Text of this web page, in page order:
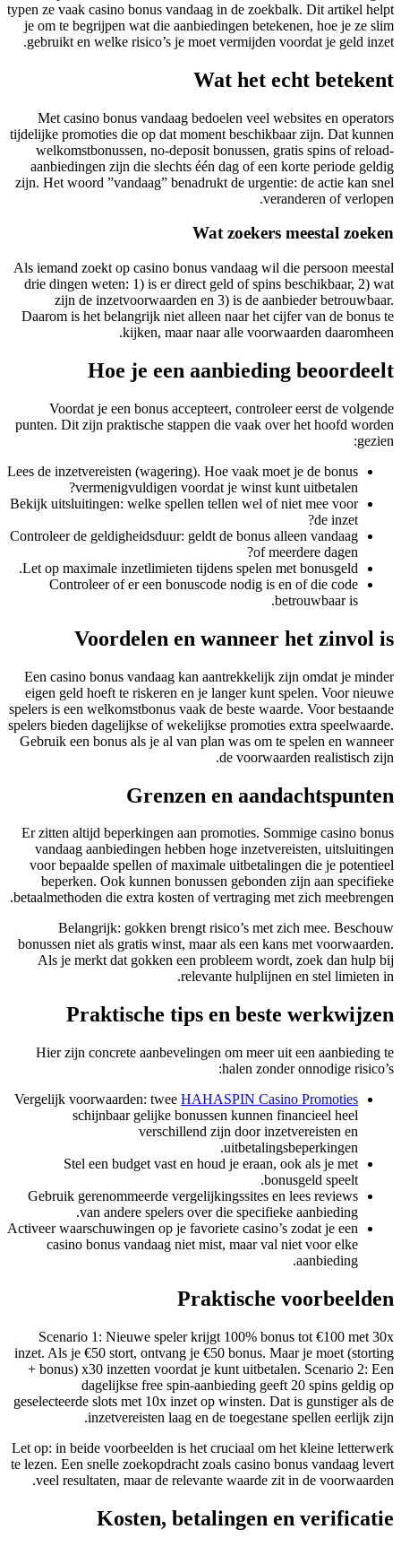
typen ze vaak casino bonus vandaag in de zoekbalk. Dit artikel helpt
je om te begrijpen wat die aanbiedingen betekenen, hoe je ze slim
gebruikt en welke risico’s je moet vermijden voordat je geld inzet.
Wat het echt betekent
Met casino bonus vandaag bedoelen veel websites en operators
tijdelijke promoties die op dat moment beschikbaar zijn. Dat kunnen
welkomstbonussen, no-deposit bonussen, gratis spins of reload-
aanbiedingen zijn die slechts één dag of een korte periode geldig
zijn. Het woord ​”vandaag” benadrukt de urgentie: de actie kan snel
veranderen of verlopen.
Wat zoekers meestal zoeken
Als iemand zoekt op casino bonus vandaag wil die persoon meestal
drie dingen weten: 1) is er direct geld of spins beschikbaar, 2) wat
zijn de inzetvoorwaarden en 3) is de aanbieder betrouwbaar.
Daarom is het belangrijk niet alleen naar het cijfer van de bonus te
kijken, maar naar alle voorwaarden daaromheen.
Hoe je een aanbieding beoordeelt
Voordat je een bonus accepteert, controleer eerst de volgende
punten. Dit zijn praktische stappen die vaak over het hoofd worden
gezien:
Lees de inzetvereisten (wagering). Hoe vaak moet je de bonus
vermenigvuldigen voordat je winst kunt uitbetalen?
Bekijk uitsluitingen: welke spellen tellen wel of niet mee voor
de inzet?
Controleer de geldigheidsduur: geldt de bonus alleen vandaag
of meerdere dagen?
Let op maximale inzetlimieten tijdens spelen met bonusgeld.
Controleer of er een bonuscode nodig is en of die code
betrouwbaar is.
Voordelen en wanneer het zinvol is
Een casino bonus vandaag kan aantrekkelijk zijn omdat je minder
eigen geld hoeft te riskeren en je langer kunt spelen. Voor nieuwe
spelers is een welkomstbonus vaak de beste waarde. Voor bestaande
spelers bieden dagelijkse of wekelijkse promoties extra speelwaarde.
Gebruik een bonus als je al van plan was om te spelen en wanneer
de voorwaarden realistisch zijn.
Grenzen en aandachtspunten
Er zitten altijd beperkingen aan promoties. Sommige casino bonus
vandaag aanbiedingen hebben hoge inzetvereisten, uitsluitingen
voor bepaalde spellen of maximale uitbetalingen die je potentieel
beperken. Ook kunnen bonussen gebonden zijn aan specifieke
betaalmethoden die extra kosten of vertraging met zich meebrengen.
Belangrijk: gokken brengt risico’s met zich mee. Beschouw
bonussen niet als gratis winst, maar als een kans met voorwaarden.
Als je merkt dat gokken een probleem wordt, zoek dan hulp bij
relevante hulplijnen en stel limieten in.
Praktische tips en beste werkwijzen
Hier zijn concrete aanbevelingen om meer uit een aanbieding te
halen zonder onnodige risico’s:
Vergelijk voorwaarden: twee HAHASPIN Casino Promoties
schijnbaar gelijke bonussen kunnen financieel heel
verschillend zijn door inzetvereisten en
uitbetalingsbeperkingen.
Stel een budget vast en houd je eraan, ook als je met
bonusgeld speelt.
Gebruik gerenommeerde vergelijkingssites en lees reviews
van andere spelers over die specifieke aanbieding.
Activeer waarschuwingen op je favoriete casino’s zodat je een
casino bonus vandaag niet mist, maar val niet voor elke
aanbieding.
Praktische voorbeelden
Scenario 1: Nieuwe speler krijgt 100% bonus tot €100 met 30x
inzet. Als je €50 stort, ontvang je €50 bonus. Maar je moet (storting
+ bonus) x30 inzetten voordat je kunt uitbetalen. Scenario 2: Een
dagelijkse free spin-aanbieding geeft 20 spins geldig op
geselecteerde slots met 10x inzet op winsten. Dat is gunstiger als de
inzetvereisten laag en de toegestane spellen eerlijk zijn.
Let op: in beide voorbeelden is het cruciaal om het kleine letterwerk
te lezen. Een snelle zoekopdracht zoals casino bonus vandaag levert
veel resultaten, maar de relevante waarde zit in de voorwaarden.
Kosten, betalingen en verificatie